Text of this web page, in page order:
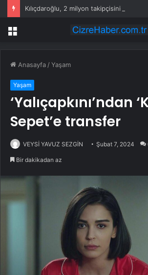
Kılıçdaroğlu, 2 milyon takipçisini kaybetti
Menü
Anasayfa /Yaşam
Yaşam
‘Yalıçapkını’ndan
Sepet’e transfer
VEYSİ YAVUZ SEZGİN Şubat 7, 2024
Bir dakikadan az